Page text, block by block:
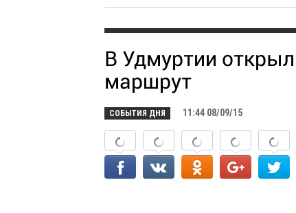
В Удмуртии
маршрут
СОБЫТИЯ ДНЯ 11:44 08/09/15